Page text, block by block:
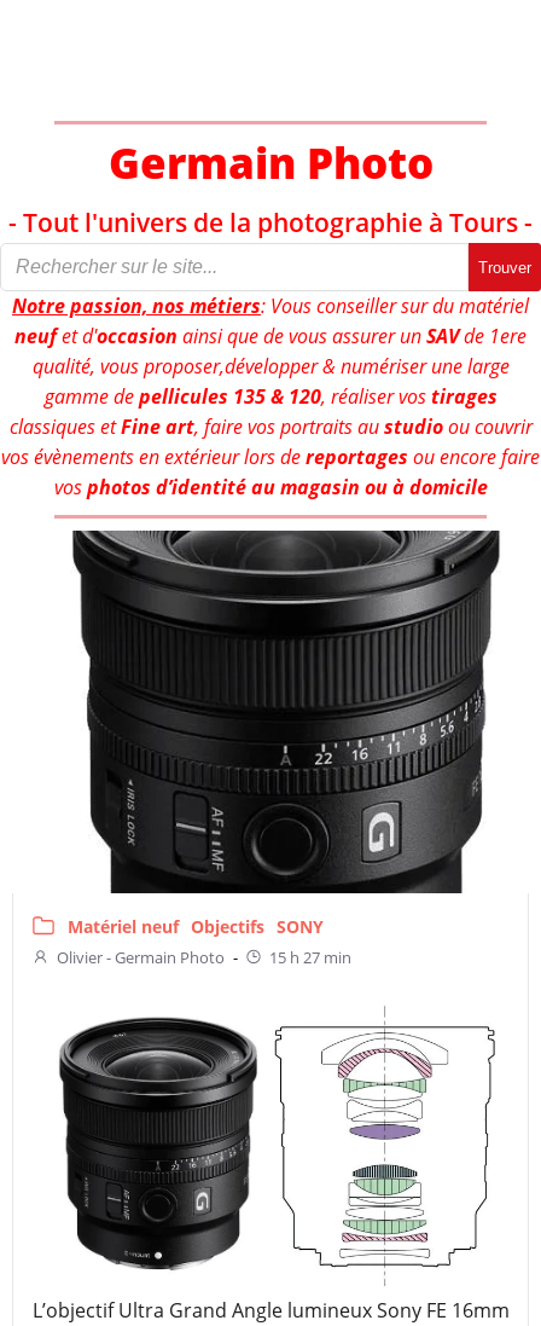
Germain Photo
- Tout l'univers de la photographie à Tours -
Trouver
Notre passion, nos métiers: Vous conseiller sur du matériel
neufet d'occasion ainsi que de vous assurer unSAVde 1ere
qualité, vous proposer,développer & numériser une large
gamme depellicules 135 & 120, réaliser vostirages
classiques etFine art, faire vos portraits austudioou couvrir
vos évènements en extérieur lors dereportages ou encore faire
vosphotos d’identité au magasin ou à domicile
Matériel neuf Objectifs SONY
Olivier - Germain Photo - 15 h 27 min
L’objectif Ultra Grand Angle lumineux Sony FE 16mm